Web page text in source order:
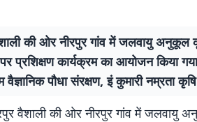
की ओर नीरपुर गांव में जलवायु अनुकूल
प्रशिक्षण कार्यक्रम का आयोजन किया
पौधा संरक्षण, इं कुमारी नम्रता
वैशाली की ओर नीरपुर गांव में जलवायु